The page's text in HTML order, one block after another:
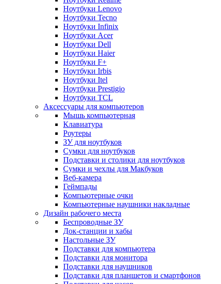
Ноутбуки Lenovo
Ноутбуки Tecno
Ноутбуки Infinix
Ноутбуки Acer
Ноутбуки Dell
Ноутбуки Haier
Ноутбуки F+
Ноутбуки Irbis
Ноутбуки Itel
Ноутбуки Prestigio
Ноутбуки TCL
Аксессуары для компьютеров
Мышь компьютерная
Клавиатура
Роутеры
ЗУ для ноутбуков
Сумки для ноутбуков
Подставки и столики для ноутбуков
Сумки и чехлы для Макбуков
Веб-камера
Геймпады
Компьютерные очки
Компьютерные наушники накладные
Дизайн рабочего места
Беспроводные ЗУ
Док-станции и хабы
Настольные ЗУ
Подставки для компьютера
Подставки для монитора
Подставки для наушников
Подставки для планшетов и смартфонов